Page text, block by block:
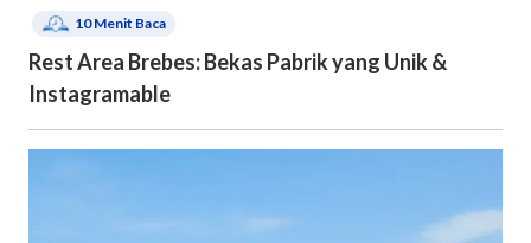
10Menit Baca
Rest Area Brebes: Bekas Pabrik yang Unik &
Instagramable